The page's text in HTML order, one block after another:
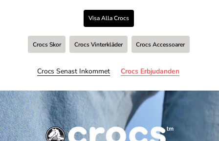
Visa Alla Crocs
Crocs Skor Crocs Vinterkläder Crocs Accessoarer
Crocs Senast Inkommet Crocs Erbjudanden